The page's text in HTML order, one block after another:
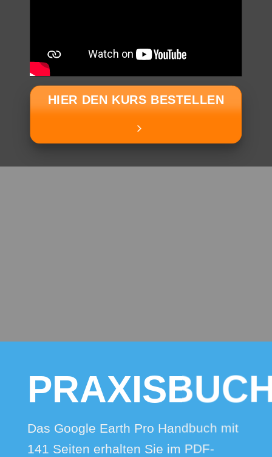
HIER DEN KURS BESTELLEN
Das Google Earth Pro Handbuch mit
141 Seiten erhalten Sie im PDF-